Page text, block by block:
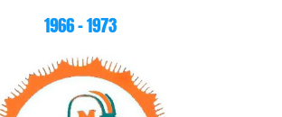
1966 – 1973